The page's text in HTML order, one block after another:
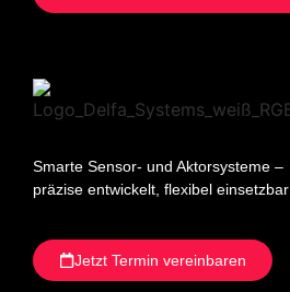
Smarte Sensor- und Aktorsysteme –
präzise entwickelt, flexibel einsetzbar
Jetzt Termin vereinbaren